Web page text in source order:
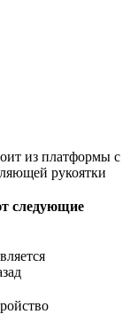
из платформы с
рукоятки
следующие